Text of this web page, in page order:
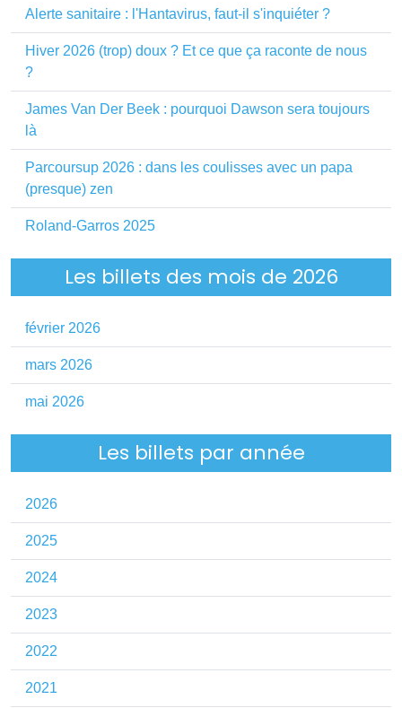
Alerte sanitaire : l'Hantavirus, faut-il s'inquiéter ?
Hiver 2026 (trop) doux ? Et ce que ça raconte de nous
?
James Van Der Beek : pourquoi Dawson sera toujours
là
Parcoursup 2026 : dans les coulisses avec un papa
(presque) zen
Roland-Garros 2025
Les billets des mois de 2026
février 2026
mars 2026
mai 2026
Les billets par année
2026
2025
2024
2023
2022
2021